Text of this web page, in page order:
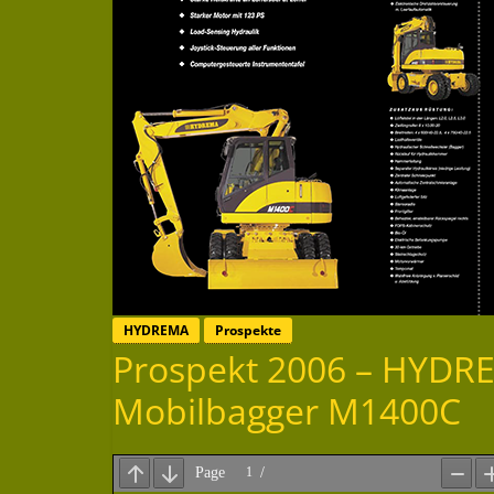
HYDREMA Prospekte
Prospekt 2006 –
Mobilbagger M1400C